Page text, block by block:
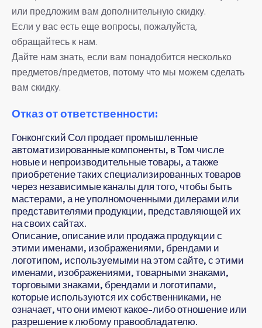
или предложим вам дополнительную скидку.
Если у вас есть еще вопросы, пожалуйста,
обращайтесь к нам.
Дайте нам знать, если вам понадобится несколько
предметов/предметов, потому что мы можем сделать
вам скидку.
Отказ от ответственности:
Гонконгский Сол продает промышленные
автоматизированные компоненты, в Том числе
новые и непроизводительные товары, а также
приобретение таких специализированных товаров
через независимые каналы для того, чтобы быть
мастерами, а не уполномоченными дилерами или
представителями продукции, представляющей их
на своих сайтах.
Описание, описание или продажа продукции с
этими именами, изображениями, брендами и
логотипом, используемыми на этом сайте, с этими
именами, изображениями, товарными знаками,
торговыми знаками, брендами и логотипами,
которые используются их собственниками, не
означает, что они имеют какое-либо отношение или
разрешение к любому правообладателю.